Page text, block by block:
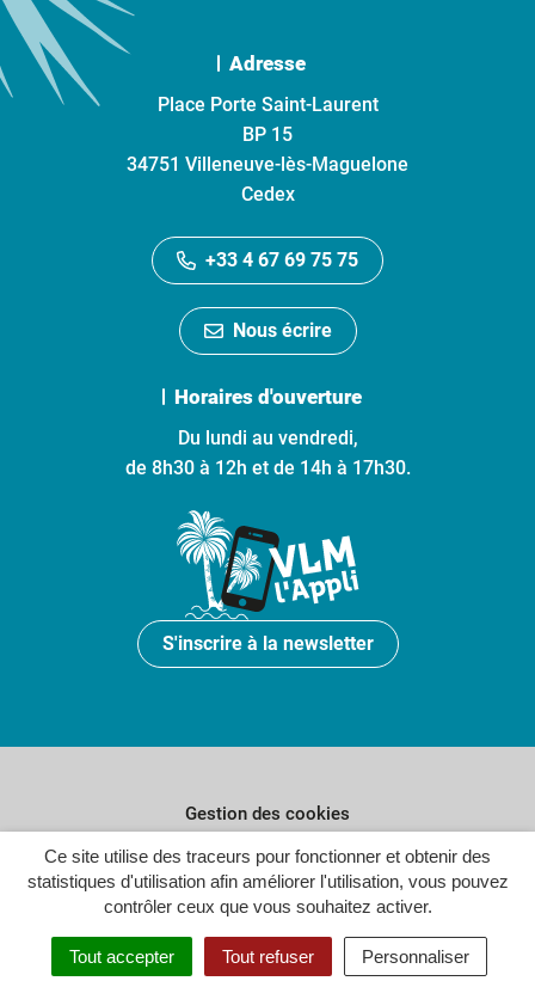
Ce site utilise des traceurs pour fonctionner et obtenir des
statistiques d'utilisation afin améliorer l'utilisation, vous pouvez
contrôler ceux que vous souhaitez activer.
Tout accepter Tout refuser Personnaliser
Adresse
Place Porte Saint-Laurent
BP 15
34751 Villeneuve-lès-Maguelone
Cedex
+33 4 67 69 75 75
Nous écrire
Horaires d'ouverture
Du lundi au vendredi,
de 8h30 à 12h et de 14h à 17h30.
S'inscrire à la newsletter
Gestion des cookies
Plan du site
Politique de confidentialité
Crédits